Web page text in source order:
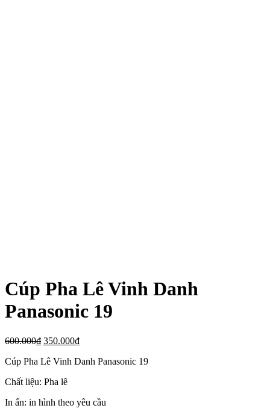
Cúp Pha Lê Vinh Danh
Panasonic 19
600.000₫ 350.000₫
Cúp Pha Lê Vinh Danh Panasonic 19
Chất liệu: Pha lê
In ấn: in hình theo yêu cầu